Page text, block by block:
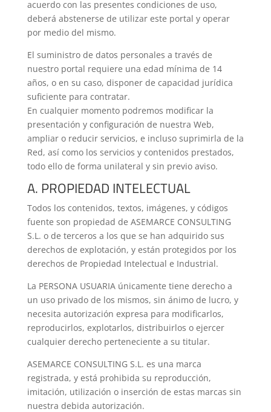
acuerdo con las presentes condiciones de uso,
deberá abstenerse de utilizar este portal y operar
por medio del mismo.
El suministro de datos personales a través de
nuestro portal requiere una edad mínima de 14
años, o en su caso, disponer de capacidad jurídica
suficiente para contratar.
En cualquier momento podremos modificar la
presentación y configuración de nuestra Web,
ampliar o reducir servicios, e incluso suprimirla de la
Red, así como los servicios y contenidos prestados,
todo ello de forma unilateral y sin previo aviso.
A. PROPIEDAD INTELECTUAL
Todos los contenidos, textos, imágenes, y códigos
fuente son propiedad de ASEMARCE CONSULTING
S.L. o de terceros a los que se han adquirido sus
derechos de explotación, y están protegidos por los
derechos de Propiedad Intelectual e Industrial.
La PERSONA USUARIA únicamente tiene derecho a
un uso privado de los mismos, sin ánimo de lucro, y
necesita autorización expresa para modificarlos,
reproducirlos, explotarlos, distribuirlos o ejercer
cualquier derecho perteneciente a su titular.
ASEMARCE CONSULTING S.L. es una marca
registrada, y está prohibida su reproducción,
imitación, utilización o inserción de estas marcas sin
nuestra debida autorización.